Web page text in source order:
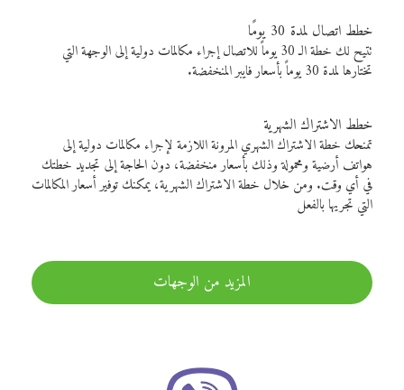
خطط اتصال لمدة 30 يومًا
تتيح لك خطة الـ 30 يوماً للاتصال إجراء مكالمات دولية إلى الوجهة التي
تختارها لمدة 30 يوماً بأسعار فايبر المنخفضة.
خطط الاشتراك الشهرية
تمنحك خطة الاشتراك الشهري المرونة اللازمة لإجراء مكالمات دولية إلى
هواتف أرضية ومحمولة وذلك بأسعار منخفضة، دون الحاجة إلى تجديد خطتك
في أي وقت. ومن خلال خطة الاشتراك الشهرية، يمكنك توفير أسعار المكالمات
التي تجريها بالفعل
المزيد من الوجهات